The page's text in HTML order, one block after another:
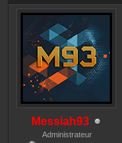
Messiah93
Administrateur